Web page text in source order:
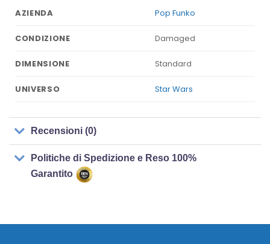
AZIENDA Pop Funko
CONDIZIONE Damaged
DIMENSIONE Standard
UNIVERSO Star Wars
Recensioni (0)
Politiche di Spedizione e Reso 100%
Garantito